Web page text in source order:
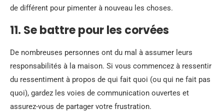
de différent pour pimenter à nouveau les choses.
11. Se battre pour les corvées
De nombreuses personnes ont du mal à assumer leurs
responsabilités à la maison. Si vous commencez à ressentir
du ressentiment à propos de qui fait quoi (ou qui ne fait pas
quoi), gardez les voies de communication ouvertes et
assurez-vous de partager votre frustration.